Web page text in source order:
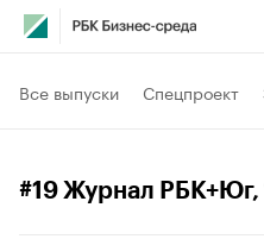
Все выпуски Спецпроект
#19 Журнал РБК+Юг,